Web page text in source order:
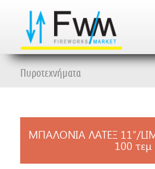
Πυροτεχνήματα
ΜΠΑΛΟΝΙΑ ΛΑΤΕΞ 11″/
100 τεμ